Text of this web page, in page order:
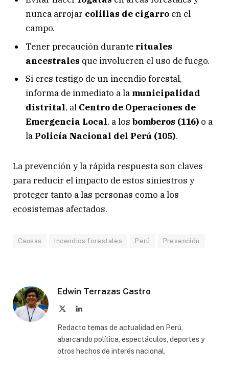
nunca arrojar colillas de cigarro en el
campo.
Tener precaución durante rituales
ancestrales que involucren el uso de fuego.
Si eres testigo de un incendio forestal,
informa de inmediato a la municipalidad
distrital, al Centro de Operaciones de
Emergencia Local, a los bomberos (116) o a
la Policía Nacional del Perú (105).
La prevención y la rápida respuesta son claves
para reducir el impacto de estos siniestros y
proteger tanto a las personas como a los
ecosistemas afectados.
Causas Incendios forestales Perú Prevención
Edwin Terrazas Castro
LinkedIn
Redacto temas de actualidad en Perú,
abarcando política, espectáculos, deportes y
otros hechos de interés nacional.